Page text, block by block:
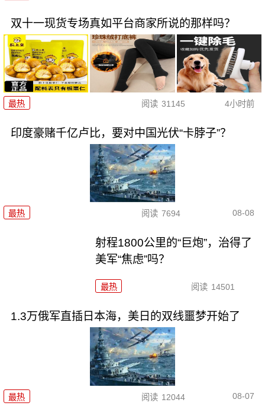
双十一现货专场真如平台商家所说的那样吗？
最热 阅读 31145 4小时前
印度豪赌千亿卢比，要对中国光伏“卡脖子”？
最热 阅读 7694 08-08
射程1800公里的“巨炮”，治得了
美军“焦虑”吗？
最热 阅读 14501
1.3万俄军直插日本海，美日的双线噩梦开始了
最热 阅读 12044 08-07